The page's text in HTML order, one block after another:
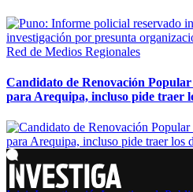
Red de Medios Regionales
Candidato de Renovación
para Arequipa, incluso pide traer